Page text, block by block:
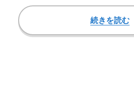
「週刊文春」は政…
続きを読む